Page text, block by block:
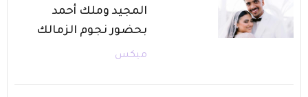
المجيد وملك أحمد
بحضور نجوم الزمالك
ميكس